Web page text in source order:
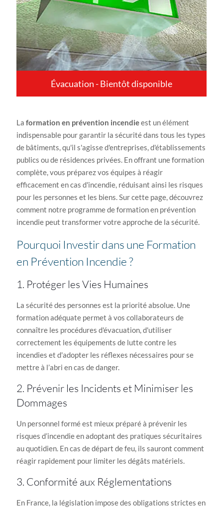
Évacuation - Bientôt disponible
La formation en prévention incendieest un élément
indispensable pour garantir la sécurité dans tous les types
de bâtiments, qu'il s'agisse d'entreprises, d'établissements
publics ou de résidences privées. En offrant une formation
complète, vous préparez vos équipes à réagir
efficacement en cas d'incendie, réduisant ainsi les risques
pour les personnes et les biens. Sur cette page, découvrez
comment notre programme de formation en prévention
incendie peut transformer votre approche de la sécurité.
Pourquoi Investir dans une Formation
en Prévention Incendie ?
1. Protéger les Vies Humaines
La sécurité des personnes est la priorité absolue. Une
formation adéquate permet à vos collaborateurs de
connaître les procédures d'évacuation, d'utiliser
correctement les équipements de lutte contre les
incendies et d'adopter les réflexes nécessaires pour se
mettre à l’abri en cas de danger.
2. Prévenir les Incidents et Minimiser les
Dommages
Un personnel formé est mieux préparé à prévenir les
risques d’incendie en adoptant des pratiques sécuritaires
au quotidien. En cas de départ de feu, ils sauront comment
réagir rapidement pour limiter les dégâts matériels.
3. Conformité aux Réglementations
En France, la législation impose des obligations strictes en